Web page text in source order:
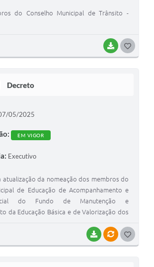
BAIXAR
do Conselho Municipal de Trânsito -
Decreto
BAIXARVÍNCULOS
05/2025
EM VIGOR
Executivo
atualização da nomeação dos membros do
de Educação de Acompanhamento e
do Fundo de Manutenção e
da Educação Básica e de Valorização dos